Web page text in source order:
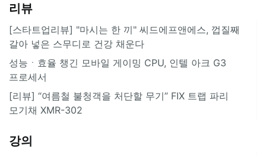
리뷰
[스타트업리뷰] "마시는 한 끼" 씨드에프앤에스, 껍질째
갈아 넣은 스무디로 건강 채운다
성능ㆍ효율 챙긴 모바일 게이밍 CPU, 인텔 아크 G3
프로세서
[리뷰] “여름철 불청객을 처단할 무기” FIX 트랩 파리
모기채 XMR-302
강의